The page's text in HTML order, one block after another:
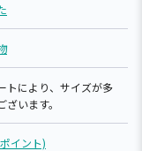
により、サイズが多
います。
イント)